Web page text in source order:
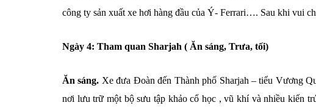
công ty sản xuất xe hơi hàng đầu của Ý- Ferrari…. Sau khi vui
Ngày 4: Tham quan Sharjah ( Ăn sáng, Trưa, tối)
Ăn sáng. Xe đưa Đoàn đến Thành phố Sharjah – tiểu Vương
nơi lưu trữ một bộ sưu tập khảo cổ học , vũ khí và nhiều kiến